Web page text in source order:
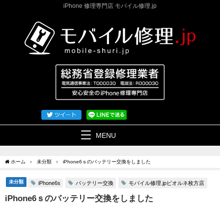
iPhone 修理専門店 モバイル修理.jp
MENU
ホーム 未分類 iPhone6ｓのバッテリー交換をしました
未分類 iPhone6s バッテリー交換 モバイル修理.jpビオルネ枚方店
iPhone6ｓのバッテリー交換をしました